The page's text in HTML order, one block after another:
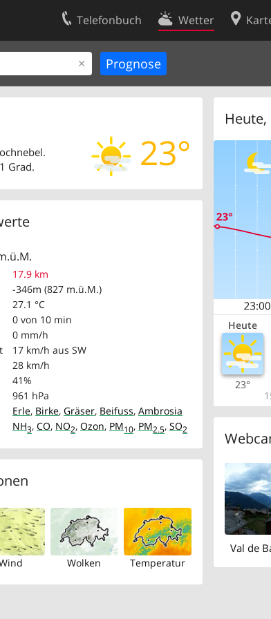
Telefonbuch Wetter
23°
Grad.
17.9 km
-346m (827 m.ü.M.)
27.1 °C
0 von 10 min
0 mm/h
17 km/h aus SW
28 km/h
41%
961 hPa
Erle, Birke, Gräser, Beifuss, Ambrosia
NH3, CO, NO2, Ozon, PM10, PM2.5, SO2
Wolken Temperatur
Heute,
Heute
23°
Kontakt
Nutzungsbedingungen